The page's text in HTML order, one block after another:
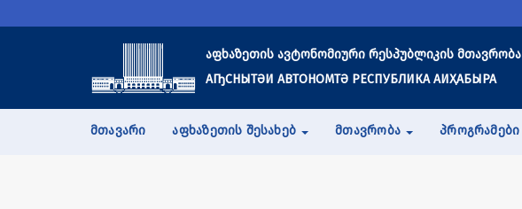
აფხაზეთის ავტონომიური რესპუბლიკის მთავრობა
АҦСНЫТӘИ АВТОНОМТӘ РЕСПУБЛИКА АИҲАБЫРА
ᲛᲗᲐᲕᲐᲠᲘ ᲐᲤᲮᲐᲖᲔᲗᲘᲡ ᲨᲔᲡᲐᲮᲔᲑ ᲛᲗᲐᲕᲠᲝᲑᲐ ᲞᲠᲝᲒᲠᲐᲛᲔᲑᲘ